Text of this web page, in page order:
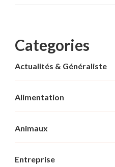
Categories
Actualités & Généraliste
Alimentation
Animaux
Entreprise